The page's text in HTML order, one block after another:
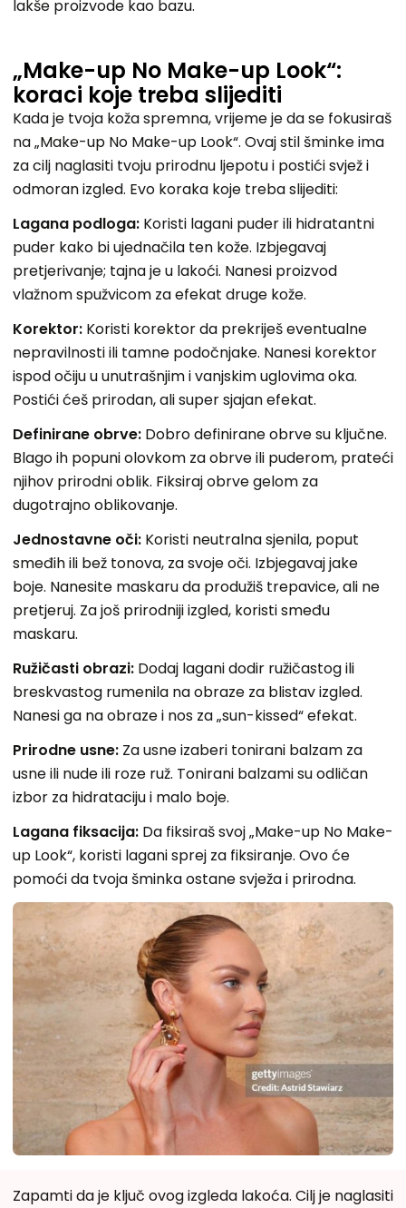
lakše proizvode kao bazu.
„Make-up No Make-up Look“:
koraci koje treba slijediti
Kada je tvoja koža spremna, vrijeme je da se fokusiraš
na „Make-up No Make-up Look“. Ovaj stil šminke ima
za cilj naglasiti tvoju prirodnu ljepotu i postići svjež i
odmoran izgled. Evo koraka koje treba slijediti:
Lagana podloga: Koristi lagani puder ili hidratantni
puder kako bi ujednačila ten kože. Izbjegavaj
pretjerivanje; tajna je u lakoći. Nanesi proizvod
vlažnom spužvicom za efekat druge kože.
Korektor: Koristi korektor da prekriješ eventualne
nepravilnosti ili tamne podočnjake. Nanesi korektor
ispod očiju u unutrašnjim i vanjskim uglovima oka.
Postići ćeš prirodan, ali super sjajan efekat.
Definirane obrve: Dobro definirane obrve su ključne.
Blago ih popuni olovkom za obrve ili puderom, prateći
njihov prirodni oblik. Fiksiraj obrve gelom za
dugotrajno oblikovanje.
Jednostavne oči: Koristi neutralna sjenila, poput
smeđih ili bež tonova, za svoje oči. Izbjegavaj jake
boje. Nanesite maskaru da produžiš trepavice, ali ne
pretjeruj. Za još prirodniji izgled, koristi smeđu
maskaru.
Ružičasti obrazi: Dodaj lagani dodir ružičastog ili
breskvastog rumenila na obraze za blistav izgled.
Nanesi ga na obraze i nos za „sun-kissed“ efekat.
Prirodne usne: Za usne izaberi tonirani balzam za
usne ili nude ili roze ruž. Tonirani balzami su odličan
izbor za hidrataciju i malo boje.
Lagana fiksacija: Da fiksiraš svoj „Make-up No Make-
up Look“, koristi lagani sprej za fiksiranje. Ovo će
pomoći da tvoja šminka ostane svježa i prirodna.
Zapamti da je ključ ovog izgleda lakoća. Cilj je naglasiti